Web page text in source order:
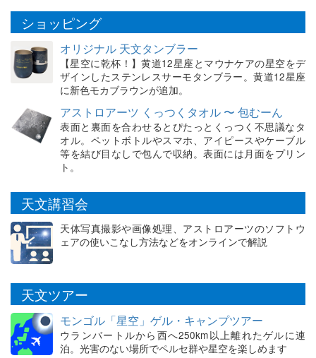
ショッピング
オリジナル 天文タンブラー
【星空に乾杯！】黄道12星座とマウナケアの星空をデ
ザインしたステンレスサーモタンブラー。黄道12星座
に新色モカブラウンが追加。
アストロアーツ くっつくタオル 〜 包むーん
表面と裏面を合わせるとぴたっとくっつく不思議なタ
オル。ペットボトルやスマホ、アイピースやケーブル
等を結び目なしで包んで収納。表面には月面をプリン
ト。
天文講習会
天体写真撮影や画像処理、アストロアーツのソフトウ
ェアの使いこなし方法などをオンラインで解説
天文ツアー
モンゴル「星空」ゲル・キャンプツアー
ウランバートルから西へ250km以上離れたゲルに連
泊。光害のない場所でペルセ群や星空を楽しめます